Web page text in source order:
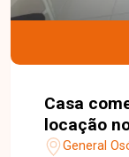
Casa
locação
General